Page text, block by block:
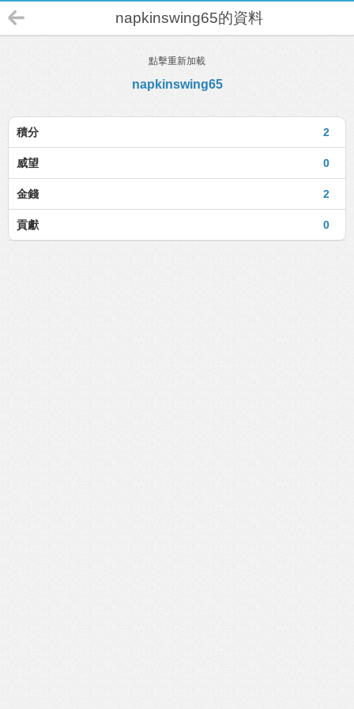
napkinswing65的資料
點擊重新加載
napkinswing65
2
積分
0
威望
2
金錢
0
貢獻